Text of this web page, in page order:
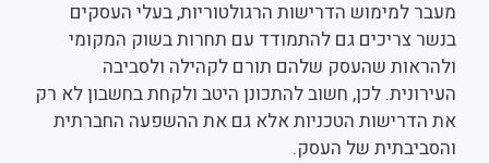
מעבר למימוש הדרישות הרגולטוריות, בעלי העסקים
בנשר צריכים גם להתמודד עם תחרות בשוק המקומי
ולהראות שהעסק שלהם תורם לקהילה ולסביבה
העירונית. לכן, חשוב להתכונן היטב ולקחת בחשבון לא רק
את הדרישות הטכניות אלא גם את ההשפעה החברתית
והסביבתית של העסק.